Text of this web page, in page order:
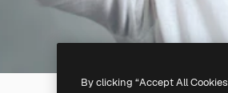
By clicking “Accept All